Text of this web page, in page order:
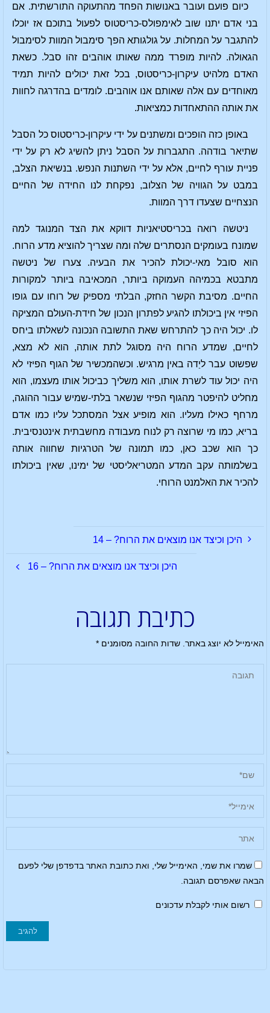
כיום פועם ועובר באנושות הפחד מהתעוקה התורשתית. אם
בני אדם יתנו שוב לאימפולס-כריסטוס לפעול בתוכם אז יוכלו
להתגבר על המחלות. על גולגותא הפך סימבול המוות לסימבול
הגאולה. להיות מופרד ממה שאותו אוהבים זהו סבל. כשאת
האדם מלהיט עיקרון-כריסטוס, בכל זאת יכולים להיות תמיד
מאוחדים עם אלה שאותם אנו אוהבים. לומדים בהדרגה לחוות
את אותה ההתאחדות כמציאות.
באופן כזה הופכים ומשתנים על ידי עיקרון-כריסטוס כל הסבל
שתיאר בודהה. התגברות על הסבל ניתן להשיג לא רק על ידי
פניית עורף לחיים, אלא על ידי השתנות הנפש. בנשיאת הצלב,
במבט על הגוויה של הצלוב, נפקחת לנו החידה של החיים
הנצחיים שצעדו דרך המוות.
ניטשה רואה בכריסטיאניות דווקא את הצד המנוגד למה
שמונח בעומקים הנסתרים שלה ומה שצריך להוציא מדע הרוח.
הוא סובל מאי-יכולת להכיר את הבעיה. צערו של ניטשה
מתבטא בכמיהה העמוקה ביותר, המכאיבה ביותר למקורות
החיים. מסיבת הקשר החזק, הבלתי מספיק של רוחו עם גופו
הפיזי אין ביכולתו להגיע לפתרון הנכון של חידת-העולם המציקה
לו. יכול היה כך להתרחש שאת התשובה הנכונה לשאלתו ביחס
לחיים, שמדע הרוח היה מסוגל לתת אותה, הוא לא מצא,
שפשוט עבר ליַדה באין מרגיש. וכשהמכשיר של הגוף הפיזי לא
היה יכול עוד לשרת אותו, הוא משליך כביכול אותו מעצמו, הוא
מחליט להיפטר מהגוף הפיזי שנשאר בלתי-שמיש עבור ההוגה,
מרחף כאילו מעליו. הוא מופיע אצל המסתכל עליו כמו אדם
בריא, כמו מי שרוצה רק לנוח מעבודה מחשבתית אינטנסיבית.
כך הוא שכב כאן, כמו תמונה של הטרגיות שחווה אותה
בשלמותה עקב המדע המטריאליסטי של ימינו, שאין ביכולתו
להכיר את האלמנט הרוחי.
היכן וכיצד אנו מוצאים את הרוח? – 14
היכן וכיצד אנו מוצאים את הרוח? – 16
כתיבת תגובה
האימייל לא יוצג באתר. שדות החובה מסומנים*
שמרו את שמי, האימייל שלי, ואת כתובת האתר בדפדפן שלי לפעם
הבאה שאפרסם תגובה.
רשום אותי לקבלת עדכונים